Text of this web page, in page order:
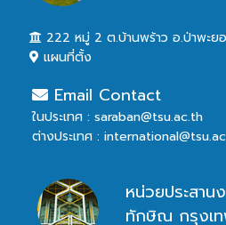
222 หมู่ 2 ต.บ้านพร้าว อ.ป่าพะ
แผนที่ตั้ง
Email Contact
ในประเทศ : saraban@tsu.ac.th
ต่างประเทศ :
หน่วยประสาน
ทักษิณ กรุงเ